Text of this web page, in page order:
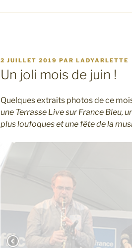
PUBLIÉ
LE
2 JUILLET 2019 PAR LADYARLETTE
Un joli mois de juin !
Quelques extraits photos de ce
une Terrasse Live sur France Bleu,
plus loufoques et une fête de la